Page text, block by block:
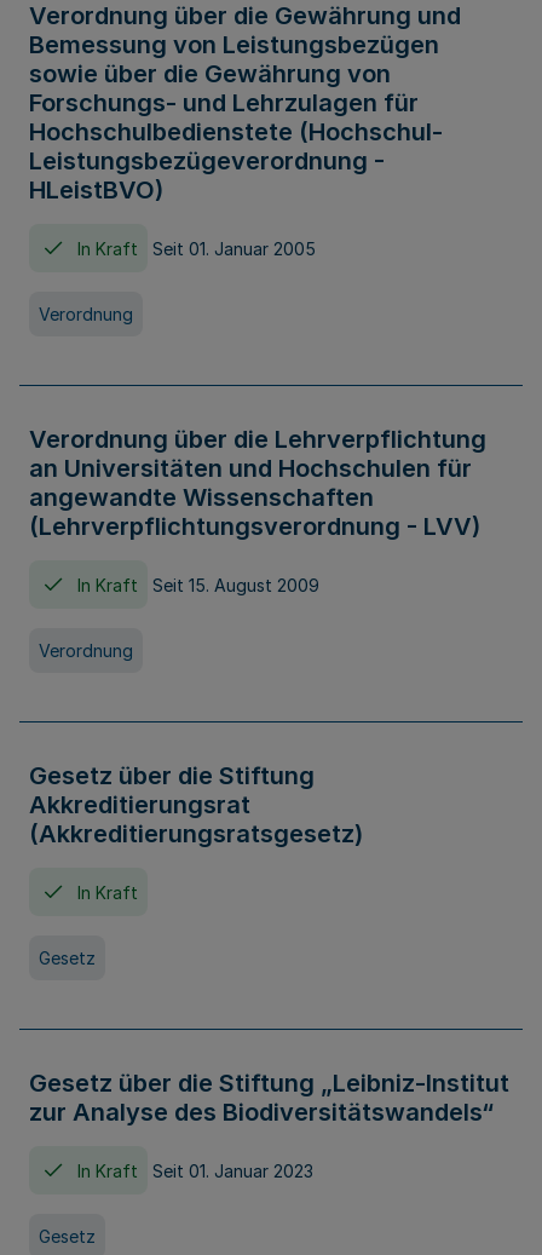
Verordnung über die Gewährung und
Bemessung von Leistungsbezügen
sowie über die Gewährung von
Forschungs- und Lehrzulagen für
Hochschulbedienstete (Hochschul-
Leistungsbezügeverordnung -
HLeistBVO)
In Kraft Seit 01. Januar 2005
Verordnung
Verordnung über die Lehrverpflichtung
an Universitäten und Hochschulen für
angewandte Wissenschaften
(Lehrverpflichtungsverordnung - LVV)
In Kraft Seit 15. August 2009
Verordnung
Gesetz über die Stiftung
Akkreditierungsrat
(Akkreditierungsratsgesetz)
In Kraft
Gesetz
Gesetz über die Stiftung „Leibniz-Institut
zur Analyse des Biodiversitätswandels“
In Kraft Seit 01. Januar 2023
Gesetz